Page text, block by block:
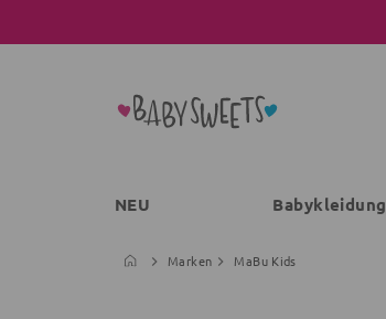
NEU Babykleidung
Marken MaBu Kids